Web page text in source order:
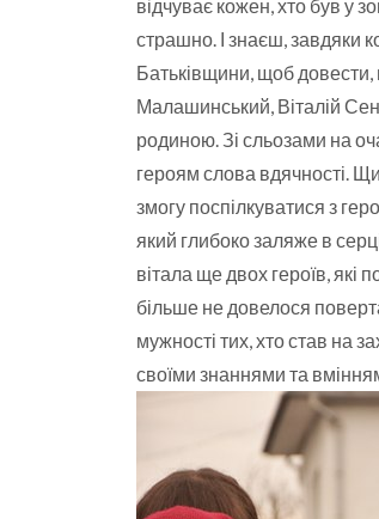
відчуває кожен, хто був у
страшно. І знаєш, завдяки
Батьківщини, щоб довести,
Малашинський, Віталій
родиною. Зі сльозами на
героям слова вдячності.
змогу поспілкуватися з
який глибоко заляже в
вітала ще двох героїв,
більше не довелося
мужності тих, хто став на
своїми знаннями та